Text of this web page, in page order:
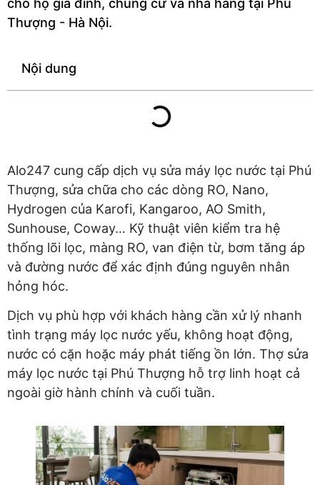
cho hộ gia đình, chung cư và nhà hàng tại Phú
Thượng - Hà Nội.
Nội dung
Alo247 cung cấp dịch vụ sửa máy lọc nước tại Phú
Thượng, sửa chữa cho các dòng RO, Nano,
Hydrogen của Karofi, Kangaroo, AO Smith,
Sunhouse, Coway… Kỹ thuật viên kiểm tra hệ
thống lõi lọc, màng RO, van điện từ, bơm tăng áp
và đường nước để xác định đúng nguyên nhân
hỏng hóc.
Dịch vụ phù hợp với khách hàng cần xử lý nhanh
tình trạng máy lọc nước yếu, không hoạt động,
nước có cặn hoặc máy phát tiếng ồn lớn. Thợ sửa
máy lọc nước tại Phú Thượng hỗ trợ linh hoạt cả
ngoài giờ hành chính và cuối tuần.